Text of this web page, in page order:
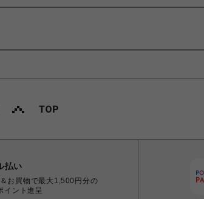
払い
お買物で最大1,500円分の
イント進呈